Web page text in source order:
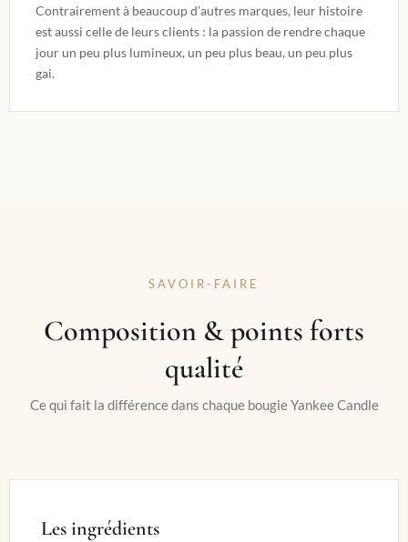
Contrairement à beaucoup d’autres marques, leur histoire
est aussi celle de leurs clients : la passion de rendre chaque
jour un peu plus lumineux, un peu plus beau, un peu plus
gai.
SAVOIR-FAIRE
Composition & points forts
qualité
Ce qui fait la différence dans chaque bougie Yankee Candle
Les ingrédients